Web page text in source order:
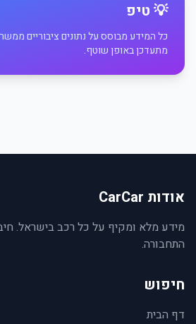
💡 טיפ
כל המידע מבוסס על נתונים ציבוריים
מתעדכן באופן שוטף.
אודות CarCar
מידע מלא ומקיף על כל רכב בישראל.
התחבורה.
חיפוש
דף הבית